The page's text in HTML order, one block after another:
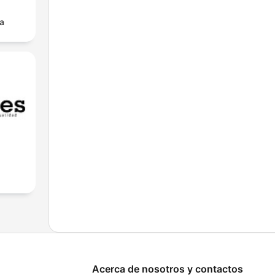
Acerca de nosotros y contactos